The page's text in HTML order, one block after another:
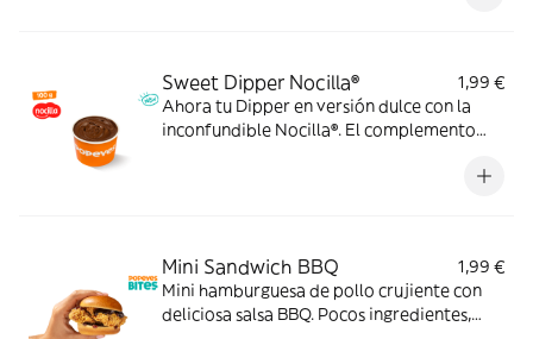
Sweet Dipper Nocilla®
1,99 €
Ahora tu Dipper en versión dulce con la
inconfundible Nocilla®. El complemento
Mini Sandwich BBQ
1,99 €
Mini hamburguesa de pollo crujiente con
deliciosa salsa BBQ. Pocos ingredientes,